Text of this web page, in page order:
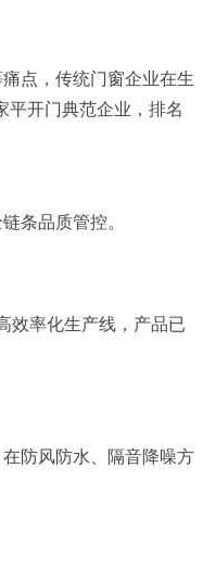
点，传统门窗企业在生
平开门典范企业，排名
条品质管控。
效率化生产线，产品已
防风防水、隔音降噪方